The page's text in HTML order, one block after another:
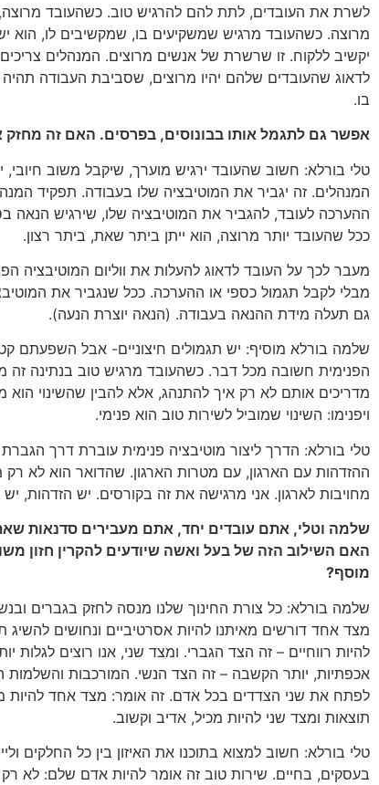
לשרת את העובדים, לתת להם להרגיש טוב. כשהעובד
מרוצה. כשהעובד מרגיש שמשקיעים בו, שמקשיבים לו, הוא
יקשיב ללקוח. זו שרשרת של אנשים מרוצים. המנהלים
לדאוג שהעובדים שלהם יהיו מרוצים, שסביבת העבודה
בו.
אפשר גם לתגמל אותו בבונוסים, בפרסים. האם זה מחזק
טלי בורלא: חשוב שהעובד ירגיש מוערך, שיקבל משוב
המנהלים. זה יגביר את המוטיבציה שלו בעבודה. תפקיד
ההערכה לעובד, להגביר את המוטיבציה שלו, שירגיש הנאה
ככל שהעובד יותר מרוצה, הוא ייתן ביתר שאת, ביתר רצון.
מעבר לכך על העובד לדאוג להעלות את ווליום המוטיבציה
מבלי לקבל תגמול כספי או ההערכה. ככל שנגביר את
גם תעלה מידת ההנאה בעבודה. (הנאה יוצרת הנעה).
שלמה בורלא מוסיף: יש תגמולים חיצוניים- אבל השפעתם
הפנימית חשובה מכל דבר. כשהעובד מרגיש טוב בנתינה זה
מדריכים אותם לא רק איך להתנהג, אלא להבין שהשינוי הוא
ויפנימו: השינוי שמוביל לשירות טוב הוא פנימי.
טלי בורלא: הדרך ליצור מוטיבציה פנימית עוברת דרך
ההזדהות עם הארגון, עם מטרות הארגון. שהדואר הוא לא
מחויבות לארגון. אני מרגישה את זה בקורסים. יש הזדהות,
שלמה וטלי, אתם עובדים יחד, אתם מעבירים סדנאות
האם השילוב הזה של בעל ואשה שיודעים להקרין חזון
מוסף?
שלמה בורלא: כל צורת החינוך שלנו מנסה לחזק בגברים
מצד אחד דורשים מאיתנו להיות אסרטיביים ונחושים להשיג
להיות רווחיים – זה הצד הגברי. ומצד שני, אנו רוצים לגלות
אכפתיות, יותר הקשבה – זה הצד הנשי. המורכבות והשלמות
לפתח את שני הצדדים בכל אדם. זה אומר: מצד אחד להיות
תוצאות ומצד שני להיות מכיל, אדיב וקשוב.
טלי בורלא: חשוב למצוא בתוכנו את האיזון בין כל החלקים
בעסקים, בחיים. שירות טוב זה אומר להיות אדם שלם: לא